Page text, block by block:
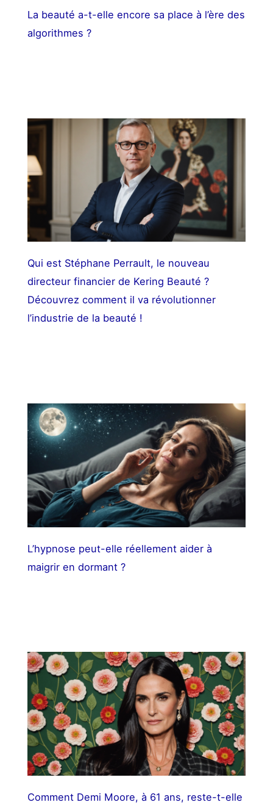
La beauté a-t-elle encore sa place à l’ère des
algorithmes ?
Qui est Stéphane Perrault, le nouveau
directeur financier de Kering Beauté ?
Découvrez comment il va révolutionner
l’industrie de la beauté !
L’hypnose peut-elle réellement aider à
maigrir en dormant ?
Comment Demi Moore, à 61 ans, reste-t-elle